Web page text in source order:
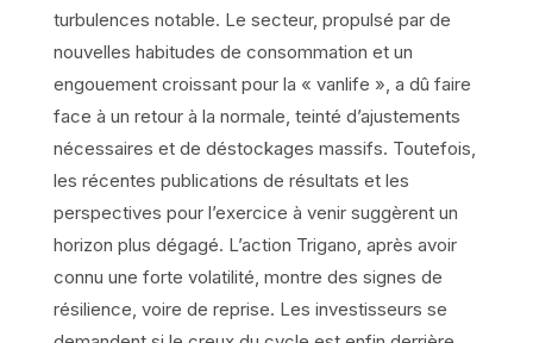
turbulences notable. Le secteur, propulsé par de
nouvelles habitudes de consommation et un
engouement croissant pour la « vanlife », a dû faire
face à un retour à la normale, teinté d’ajustements
nécessaires et de déstockages massifs. Toutefois,
les récentes publications de résultats et les
perspectives pour l’exercice à venir suggèrent un
horizon plus dégagé. L’action Trigano, après avoir
connu une forte volatilité, montre des signes de
résilience, voire de reprise. Les investisseurs se